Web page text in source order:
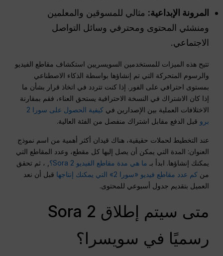
المرونة الإبداعية: مثالي للمسوقين والمعلمين
ومنشئي المحتوى ومحترفي وسائل التواصل
الاجتماعي.
تتيح هذه الميزات للمستخدمين السويسريين استكشاف مقاطع الفيديو
والرسوم المتحركة التي تم إنشاؤها بواسطة الذكاء الاصطناعي
بمستوى احترافي على الفور. إذا كنت تتردد في اتخاذ قرار بشأن ما
إذا كان الاشتراك في النسخة الاحترافية يستحق العناء، فقم بمقارنة
الاختلافات العملية بين الإصدارين في
كيفية الحصول على سورا 2
برو قبل الدفع مقابل اشتراك منفصل من الفئة العالية.
عند التخطيط لحملات حقيقية، هناك قيدان أكثر أهمية من اسم نموذج
العنوان: المدة التي يمكن أن يصل إليها كل مقطع، وعدد المقاطع التي
يمكنك إنشاؤها. ابدأ بـ ما هي مدة مقاطع الفيديو Sora 2؟
, ، ثم تحقق
منكم عدد مقاطع فيديو «سورا 2» التي يمكنك إنتاجها
قبل أن نعد
العميل بتقديم جدول أسبوعي للمحتوى.
متى سيتم إطلاق Sora 2
رسميًا في سويسرا؟